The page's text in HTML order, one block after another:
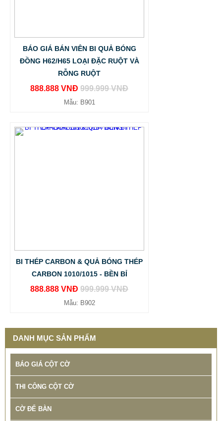
BÁO GIÁ BÁN VIÊN BI QUẢ BÓNG
ĐỒNG H62/H65 LOẠI ĐẶC RUỘT VÀ
RỖNG RUỘT
888.888 VNĐ 999.999 VNĐ
Mẫu: B901
BI THÉP CARBON & QUẢ BÓNG THÉP
CARBON 1010/1015 - BỀN BỈ
888.888 VNĐ 999.999 VNĐ
Mẫu: B902
DANH MỤC SẢN PHẨM
BÁO GIÁ CỘT CỜ
THI CÔNG CỘT CỜ
CỜ ĐỂ BÀN